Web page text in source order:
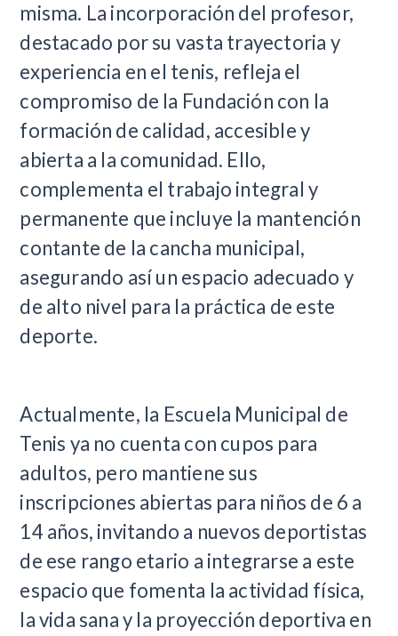
misma. La incorporación del profesor,
destacado por su vasta trayectoria y
experiencia en el tenis, refleja el
compromiso de la Fundación con la
formación de calidad, accesible y
abierta a la comunidad. Ello,
complementa el trabajo integral y
permanente que incluye la mantención
contante de la cancha municipal,
asegurando así un espacio adecuado y
de alto nivel para la práctica de este
deporte.
Actualmente, la Escuela Municipal de
Tenis ya no cuenta con cupos para
adultos, pero mantiene sus
inscripciones abiertas para niños de 6 a
14 años, invitando a nuevos deportistas
de ese rango etario a integrarse a este
espacio que fomenta la actividad física,
la vida sana y la proyección deportiva en